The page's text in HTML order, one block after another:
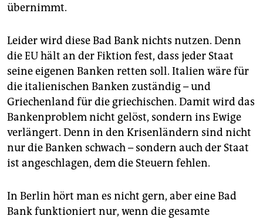
übernimmt.
Leider wird diese Bad Bank nichts nutzen. Denn
die EU hält an der Fiktion fest, dass jeder Staat
seine eigenen Banken retten soll. Italien wäre für
die italienischen Banken zuständig – und
Griechenland für die griechischen. Damit wird das
Bankenproblem nicht gelöst, sondern ins Ewige
verlängert. Denn in den Krisenländern sind nicht
nur die Banken schwach – sondern auch der Staat
ist angeschlagen, dem die Steuern fehlen.
In Berlin hört man es nicht gern, aber eine Bad
Bank funktioniert nur, wenn die gesamte